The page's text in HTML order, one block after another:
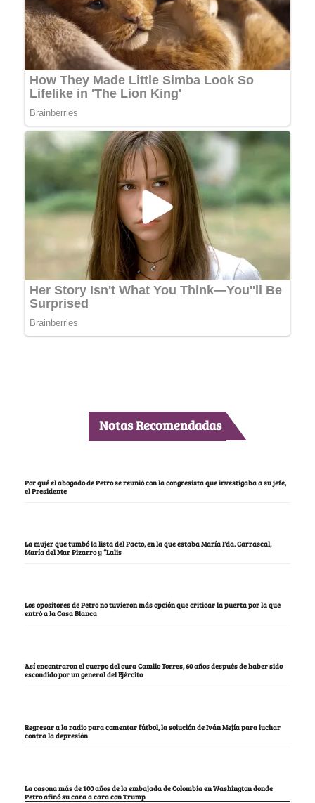
Notas Recomendadas
Por qué el abogado de Petro se reunió con la congresista que investigaba a su jefe,
el Presidente
La mujer que tumbó la lista del Pacto, en la que estaba María Fda. Carrascal,
María del Mar Pizarro y “Lalis
Los opositores de Petro no tuvieron más opción que criticar la puerta por la que
entró a la Casa Blanca
Así encontraron el cuerpo del cura Camilo Torres, 60 años después de haber sido
escondido por un general del Ejército
Regresar a la radio para comentar fútbol, la solución de Iván Mejía para luchar
contra la depresión
La casona más de 100 años de la embajada de Colombia en Washington donde
Petro afinó su cara a cara con Trump